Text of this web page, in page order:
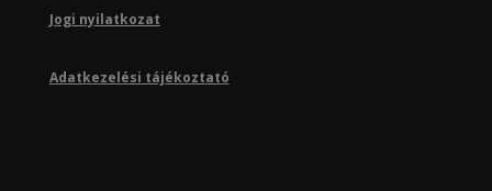
Jogi nyilatkozat
Adatkezelési tájékoztató